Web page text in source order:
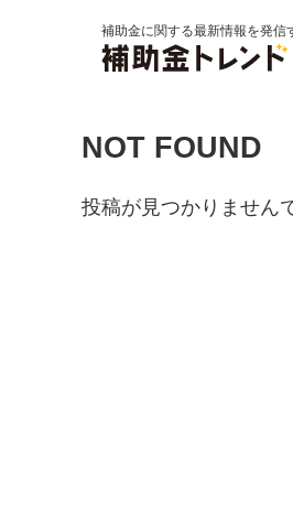
補助金に関する最新情報を発信
NOT FOUND
投稿が見つかりません